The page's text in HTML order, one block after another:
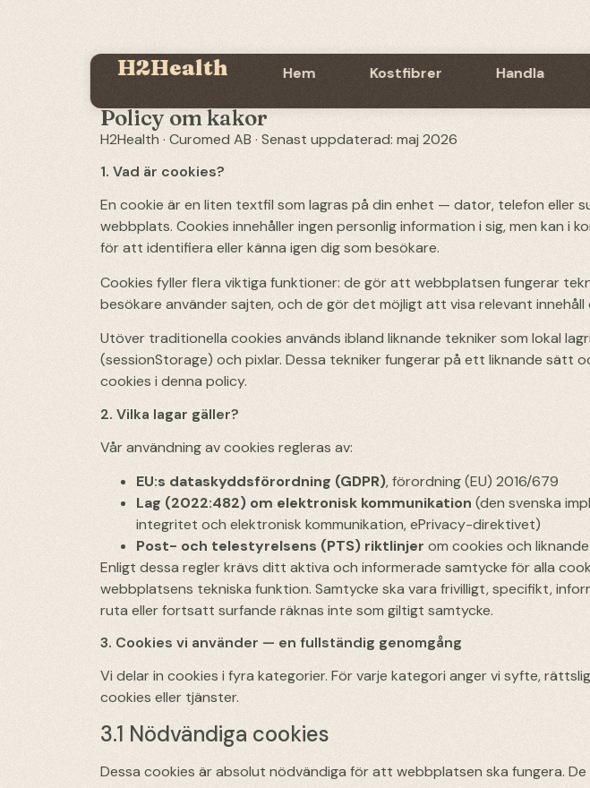
H2Health Hem Kostfibrer Handla
Policy om kakor
H2Health · Curomed AB · Senast uppdaterad: maj 2026
1. Vad är cookies?
En cookie är en liten textfil som lagras på din enhet — dator, telefon eller
webbplats. Cookies innehåller ingen personlig information i sig, men kan i
för att identifiera eller känna igen dig som besökare.
Cookies fyller flera viktiga funktioner: de gör att webbplatsen fungerar
besökare använder sajten, och de gör det möjligt att visa relevant
Utöver traditionella cookies används ibland liknande tekniker som lokal
(sessionStorage) och pixlar. Dessa tekniker fungerar på ett liknande sätt
cookies i denna policy.
2. Vilka lagar gäller?
Vår användning av cookies regleras av:
EU:s dataskyddsförordning (GDPR), förordning (EU) 2016/679
Lag (2022:482) om elektronisk kommunikation (den svenska
integritet och elektronisk kommunikation, ePrivacy-direktivet)
Post- och telestyrelsens (PTS) riktlinjer om cookies och
Enligt dessa regler krävs ditt aktiva och informerade samtycke för alla
webbplatsens tekniska funktion. Samtycke ska vara frivilligt, specifikt,
ruta eller fortsatt surfande räknas inte som giltigt samtycke.
3. Cookies vi använder — en fullständig genomgång
Vi delar in cookies i fyra kategorier. För varje kategori anger vi syfte,
cookies eller tjänster.
3.1 Nödvändiga cookies
Dessa cookies är absolut nödvändiga för att webbplatsen ska fungera.